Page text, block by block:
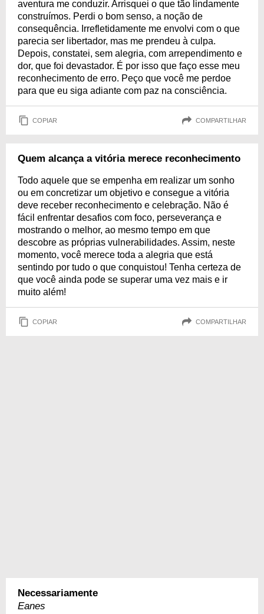
aventura me conduzir. Arrisquei o que tão lindamente
construímos. Perdi o bom senso, a noção de
consequência. Irrefletidamente me envolvi com o que
parecia ser libertador, mas me prendeu à culpa.
Depois, constatei, sem alegria, com arrependimento e
dor, que foi devastador. É por isso que faço esse meu
reconhecimento de erro. Peço que você me perdoe
para que eu siga adiante com paz na consciência.
COPIAR COMPARTILHAR
Quem alcança a vitória merece reconhecimento
Todo aquele que se empenha em realizar um sonho
ou em concretizar um objetivo e consegue a vitória
deve receber reconhecimento e celebração. Não é
fácil enfrentar desafios com foco, perseverança e
mostrando o melhor, ao mesmo tempo em que
descobre as próprias vulnerabilidades. Assim, neste
momento, você merece toda a alegria que está
sentindo por tudo o que conquistou! Tenha certeza de
que você ainda pode se superar uma vez mais e ir
muito além!
COPIAR COMPARTILHAR
Necessariamente
Eanes